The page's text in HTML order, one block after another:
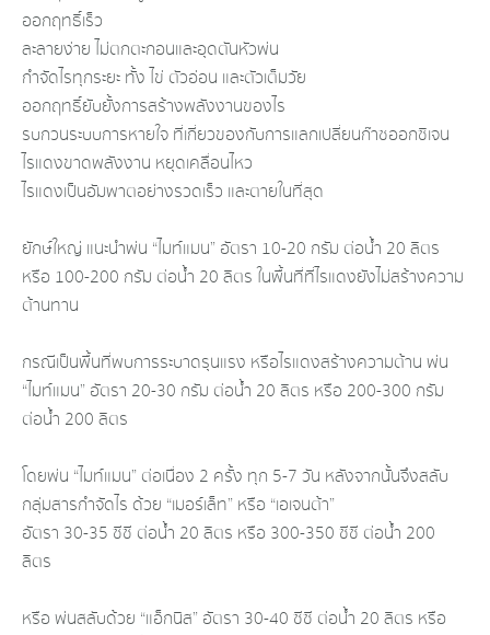
ออกฤทธิ์เร็ว
ละลายง่าย ไม่ตกตะกอนและอุดตันหัวพ่น
กำจัดไรทุกระยะ ทั้ง ไข่ ตัวอ่อน และตัวเต็มวัย
ออกฤทธิ์ยับยั้งการสร้างพลังงานของไร
รบกวนระบบการหายใจ ที่เกี่ยวของกับการแลกเปลี่ยนก๊าซออกซิเจน
ไรแดงขาดพลังงาน หยุดเคลื่อนไหว
ไรแดงเป็นอัมพาตอย่างรวดเร็ว และตายในที่สุด
ยักษ์ใหญ่ แนะนำพ่น “ไมท์แมน” อัตรา 10-20 กรัม ต่อน้ำ 20 ลิตร
หรือ 100-200 กรัม ต่อน้ำ 20 ลิตร ในพื้นที่ที่ไรแดงยังไม่สร้างความ
ต้านทาน
กรณีเป็นพื้นที่พบการระบาดรุนแรง หรือไรแดงสร้างความต้าน พ่น
“ไมท์แมน” อัตรา 20-30 กรัม ต่อน้ำ 20 ลิตร หรือ 200-300 กรัม
ต่อน้ำ 200 ลิตร
โดยพ่น “ไมท์แมน” ต่อเนื่อง 2 ครั้ง ทุก 5-7 วัน หลังจากนั้นจึงสลับ
กลุ่มสารกำจัดไร ด้วย “เมอร์เล็ท” หรือ “เอเจนต้า”
อัตรา 30-35 ซีซี ต่อน้ำ 20 ลิตร หรือ 300-350 ซีซี ต่อน้ำ 200
ลิตร
หรือ พ่นสลับด้วย “แอ็กนิส” อัตรา 30-40 ซีซี ต่อน้ำ 20 ลิตร หรือ